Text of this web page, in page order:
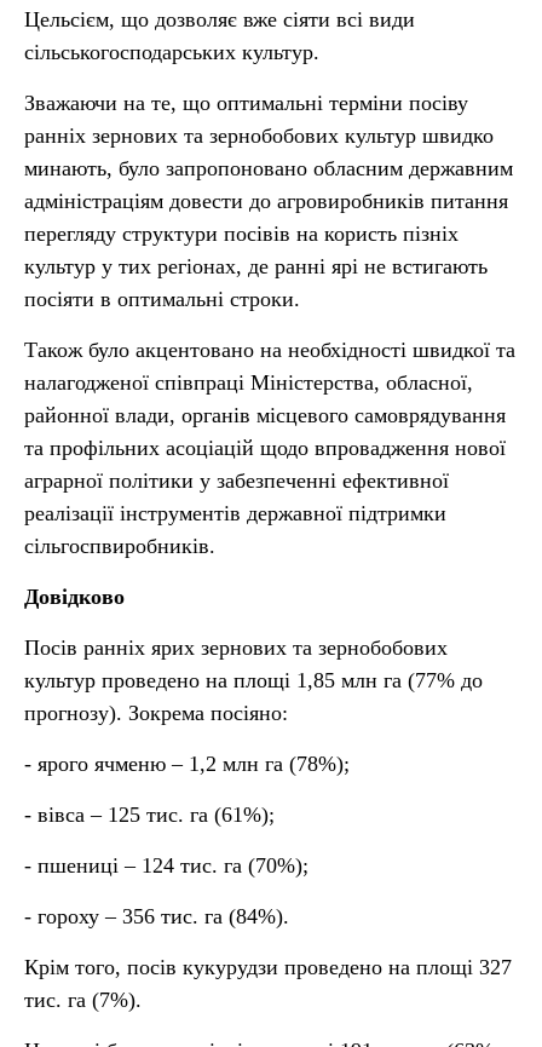
Цельсієм, що дозволяє вже сіяти всі види
сільськогосподарських культур.
Зважаючи на те, що оптимальні терміни посіву
ранніх зернових та зернобобових культур швидко
минають, було запропоновано обласним державним
адміністраціям довести до агровиробників питання
перегляду структури посівів на користь пізніх
культур у тих регіонах, де ранні ярі не встигають
посіяти в оптимальні строки.
Також було акцентовано на необхідності швидкої та
налагодженої співпраці Міністерства, обласної,
районної влади, органів місцевого самоврядування
та профільних асоціацій щодо впровадження нової
аграрної політики у забезпеченні ефективної
реалізації інструментів державної підтримки
сільгоспвиробників.
Довідково
Посів ранніх ярих зернових та зернобобових
культур проведено на площі 1,85 млн га (77% до
прогнозу). Зокрема посіяно:
- ярого ячменю – 1,2 млн га (78%);
- вівса – 125 тис. га (61%);
- пшениці – 124 тис. га (70%);
- гороху – 356 тис. га (84%).
Крім того, посів кукурудзи проведено на площі 327
тис. га (7%).